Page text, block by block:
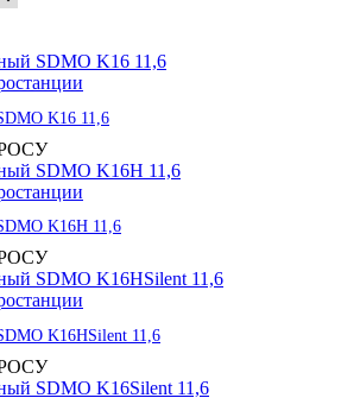
K16 11,6
K16H 11,6
K16HSilent 11,6